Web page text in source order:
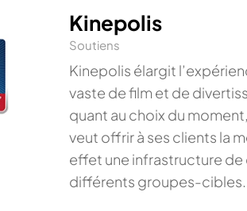
Kinepolis
Soutiens
Kinepolis élargit
vaste de film et de
quant au choix du
veut offrir à ses clients la
effet une infrastructure de
différents groupes-cibles.